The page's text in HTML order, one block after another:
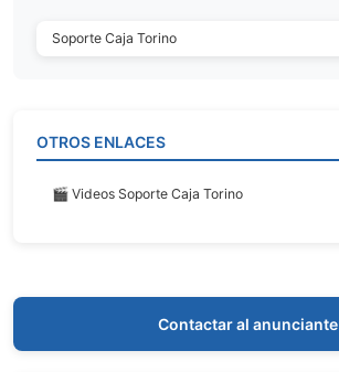
Soporte Caja Torino
OTROS ENLACES
🎬 Videos Soporte Caja Torino
Contactar al anunciante